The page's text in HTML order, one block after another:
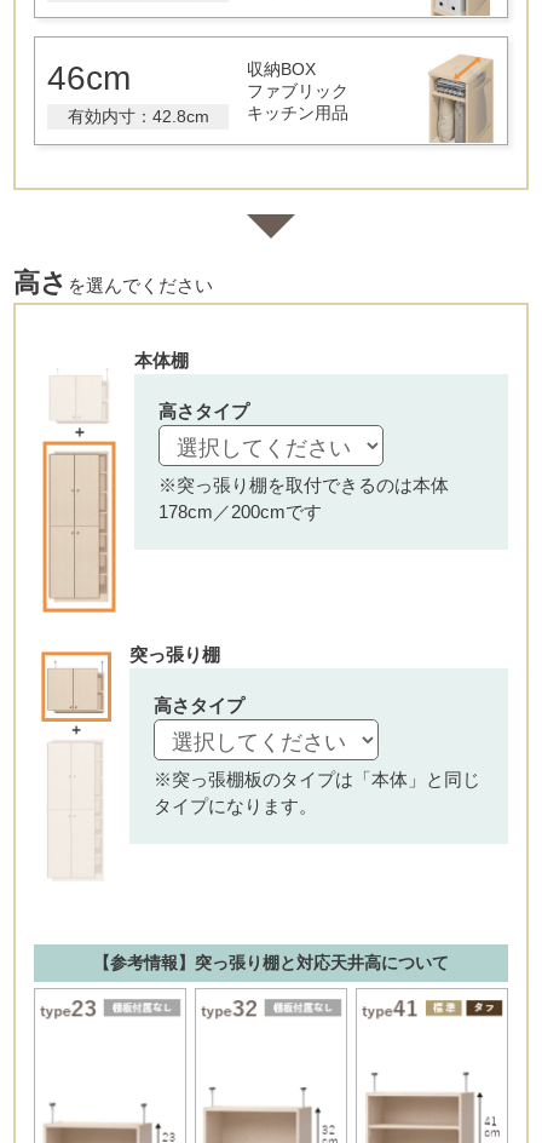
46cm
有効内寸：42.8cm
収納BOX
ファブリック
キッチン用品
高さ を選んでください
本体棚
高さタイプ
※突っ張り棚を取付できるのは本体
178cm／200cmです
突っ張り棚
高さタイプ
※突っ張棚板のタイプは「本体」と同じ
タイプになります。
【参考情報】突っ張り棚と対応天井高について